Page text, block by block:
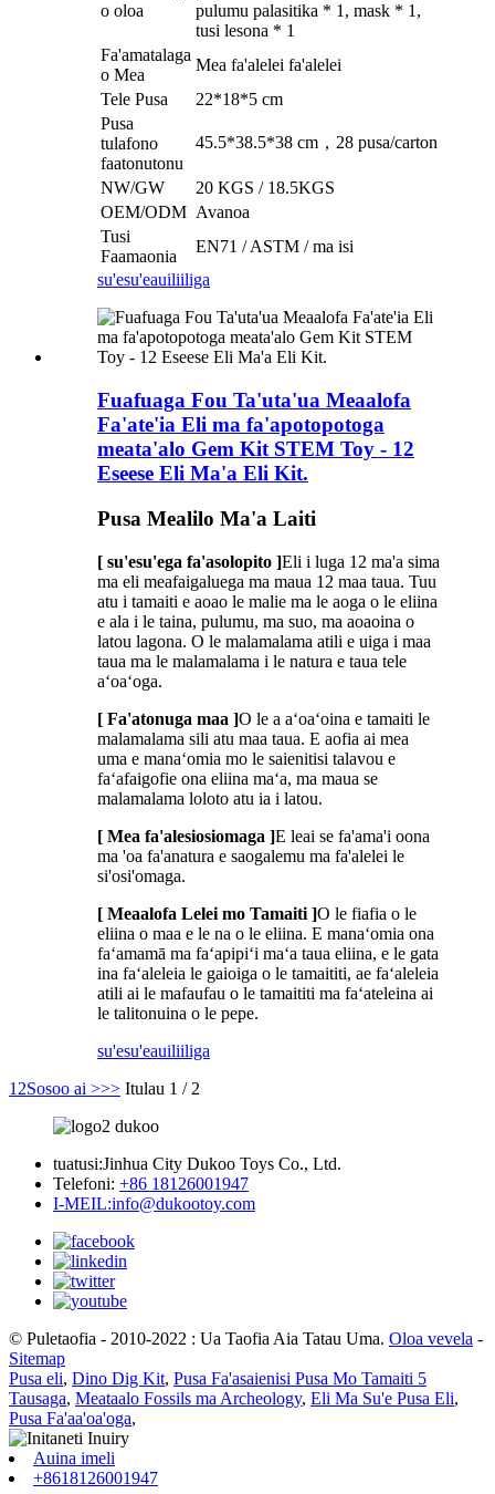
o oloa
pulumu palasitika * 1, mask * 1,
tusi lesona * 1
Fa'amatalaga
o Mea
Mea fa'alelei fa'alelei
Tele Pusa
22*18*5 cm
Pusa
tulafono
faatonutonu
45.5*38.5*38 cm，28 pusa/carton
NW/GW
20 KGS / 18.5KGS
OEM/ODM Avanoa
Tusi
Faamaonia
EN71 / ASTM / ma isi
su'esu'eauiliiliga
Fuafuaga Fou Ta'uta'ua Meaalofa
Fa'ate'ia Eli ma fa'apotopotoga
meata'alo Gem Kit STEM Toy - 12
Eseese Eli Ma'a Eli Kit.
Pusa Mealilo Ma'a Laiti
[ su'esu'ega fa'asolopito ]Eli i luga 12 ma'a sima
ma eli meafaigaluega ma maua 12 maa taua. Tuu
atu i tamaiti e aoao le malie ma le aoga o le eliina
e ala i le taina, pulumu, ma suo, ma aoaoina o
latou lagona. O le malamalama atili e uiga i maa
taua ma le malamalama i le natura e taua tele
aʻoaʻoga.
[ Fa'atonuga maa ]O le a aʻoaʻoina e tamaiti le
malamalama sili atu maa taua. E aofia ai mea
uma e manaʻomia mo le saienitisi talavou e
faʻafaigofie ona eliina maʻa, ma maua se
malamalama loloto atu ia i latou.
[ Mea fa'alesiosiomaga ]E leai se fa'ama'i oona
ma 'oa fa'anatura e saogalemu ma fa'alelei le
si'osi'omaga.
[ Meaalofa Lelei mo Tamaiti ]O le fiafia o le
eliina o maa e le na o le eliina. E manaʻomia ona
faʻamamā ma faʻapipiʻi maʻa taua eliina, e le gata
ina faʻaleleia le gaioiga o le tamaititi, ae faʻaleleia
atili ai le mafaufau o le tamaititi ma faʻateleina ai
le talitonuina o le pepe.
su'esu'eauiliiliga
1 2Sosoo ai >>> Itulau 1 / 2
tuatusi:Jinhua City Dukoo Toys Co., Ltd.
Telefoni: +86 18126001947
I-MEIL:info@dukootoy.com
© Puletaofia - 2010-2022 : Ua Taofia Aia Tatau Uma. Oloa vevela -
Sitemap
Pusa eli, Dino Dig Kit, Pusa Fa'asaienisi Pusa Mo Tamaiti 5
Tausaga, Meataalo Fossils ma Archeology, Eli Ma Su'e Pusa Eli,
Pusa Fa'aa'oa'oga,
Auina imeli
+8618126001947